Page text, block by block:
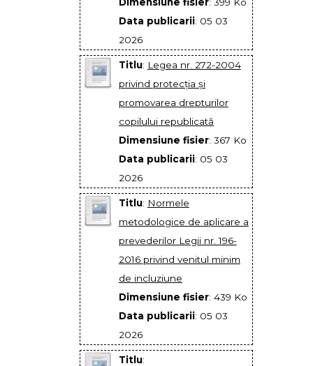
Data publicarii: 05 03
2026
Titlu: Legea nr. 272-2004
privind protecția și
promovarea drepturilor
copilului republicată
Dimensiune fisier: 367 Ko
Data publicarii: 05 03
2026
Titlu: Normele
metodologice de aplicare a
prevederilor Legii nr. 196-
2016 privind venitul minim
de incluziune
Dimensiune fisier: 439 Ko
Data publicarii: 05 03
2026
Titlu: